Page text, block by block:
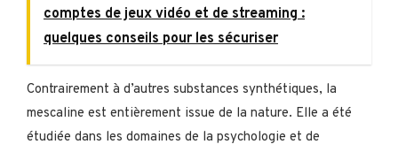
comptes de jeux vidéo et de streaming :
quelques conseils pour les sécuriser
Contrairement à d’autres substances synthétiques, la
mescaline est entièrement issue de la nature. Elle a été
étudiée dans les domaines de la psychologie et de